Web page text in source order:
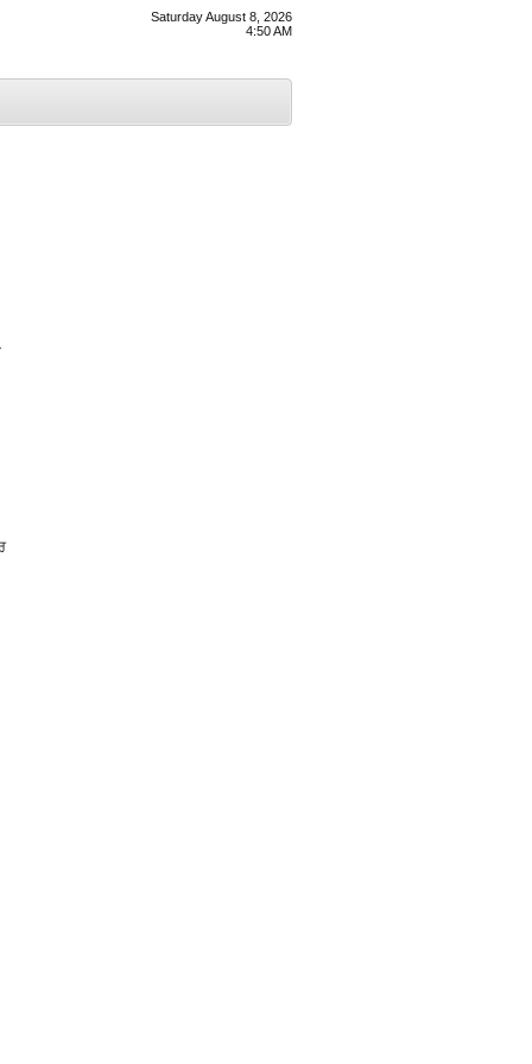
Saturday August 8, 2026
4:50 AM